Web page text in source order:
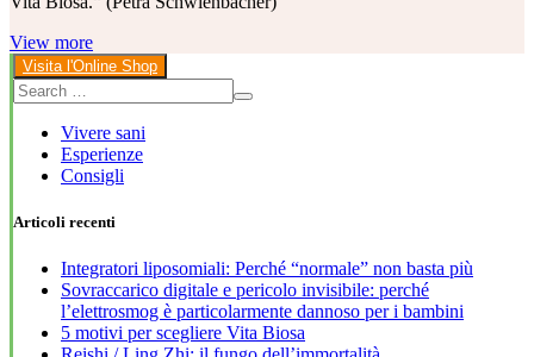
View more
Visita l'Online Shop
Vivere sani
Esperienze
Consigli
Articoli recenti
Integratori liposomiali: Perché “normale” non basta più
Sovraccarico digitale e pericolo invisibile: perché
l’elettrosmog è particolarmente dannoso per i bambini
5 motivi per scegliere Vita Biosa